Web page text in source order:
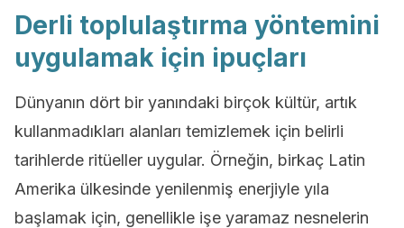
Derli toplulaştırma yöntemini
uygulamak için ipuçları
Dünyanın dört bir yanındaki birçok kültür, artık
kullanmadıkları alanları temizlemek için belirli
tarihlerde ritüeller uygular. Örneğin, birkaç Latin
Amerika ülkesinde yenilenmiş enerjiyle yıla
başlamak için, genellikle işe yaramaz nesnelerin